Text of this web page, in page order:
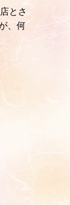
とさ
、何